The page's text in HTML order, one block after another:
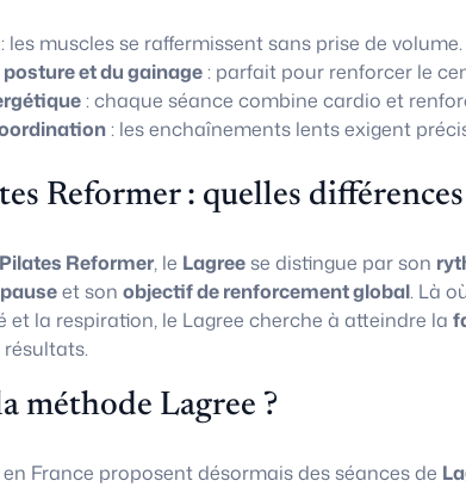
: les muscles se raffermissent sans prise de volume.
et du gainage: parfait pour renforcer le
: chaque séance combine cardio et
: les enchaînements lents exigent
Reformer : quelles différences
Pilates Reformer, le Lagree se distingue par son
et son objectif de renforcement global. Là
et la respiration, le Lagree cherche à atteindre la
méthode Lagree ?
France proposent désormais des séances de